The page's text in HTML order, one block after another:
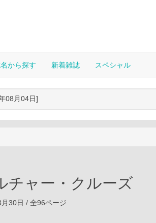
から探す 新着雑誌 スペシャル
08月04日]
チャー・クルーズ
30日 / 全96ページ